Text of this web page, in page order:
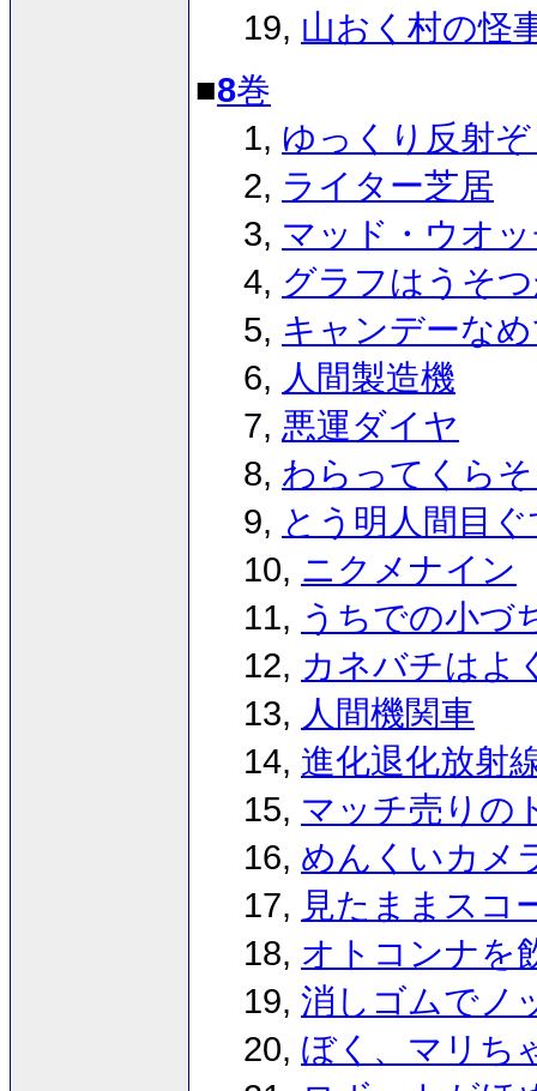
19, 山おく村の怪
■8巻
1, ゆっくり反射
2, ライター芝居
3, マッド・ウオ
4, グラフはうそ
5, キャンデーな
6, 人間製造機
7, 悪運ダイヤ
8, わらってくら
9, とう明人間目
10, ニクメナイン
11, うちでの小づ
12, カネバチはよ
13, 人間機関車
14, 進化退化放射
15, マッチ売りの
16, めんくいカメ
17, 見たままスコ
18, オトコンナを
19, 消しゴムでノ
20, ぼく、マリち